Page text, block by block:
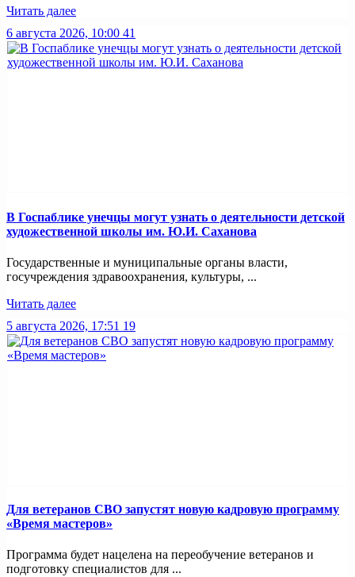
Читать далее
6 августа 2026, 10:00 41
В Госпаблике унечцы могут узнать о деятельности детской
художественной школы им. Ю.И. Саханова
Государственные и муниципальные органы власти,
госучреждения здравоохранения, культуры, ...
Читать далее
5 августа 2026, 17:51 19
Для ветеранов СВО запустят новую кадровую программу
«Время мастеров»
Программа будет нацелена на переобучение ветеранов и
подготовку специалистов для ...